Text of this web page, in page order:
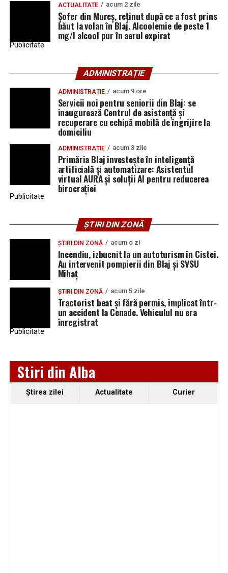
ACTUALITATE acum 2 zile
Șofer din Mureș, reținut după ce a fost prins
băut la volan în Blaj. Alcoolemie de peste 1
mg/l alcool pur în aerul expirat
Publicitate
ADMINISTRAȚIE
ADMINISTRAȚIE acum 9 ore
Servicii noi pentru seniorii din Blaj: se
inaugurează Centrul de asistență și
recuperare cu echipă mobilă de îngrijire la
domiciliu
ADMINISTRAȚIE acum 3 zile
Primăria Blaj investește în inteligență
artificială și automatizare: Asistentul
virtual AURA și soluții AI pentru reducerea
birocrației
Publicitate
ȘTIRI DIN ZONĂ
ȘTIRI DIN ZONĂ acum o zi
Incendiu, izbucnit la un autoturism în Cistei.
Au intervenit pompierii din Blaj și SVSU
Mihaț
ȘTIRI DIN ZONĂ acum 5 zile
Tractorist beat și fără permis, implicat într-
un accident la Cenade. Vehiculul nu era
înregistrat
Publicitate
Stiri din Alba
Ştirea zilei Actualitate Curier